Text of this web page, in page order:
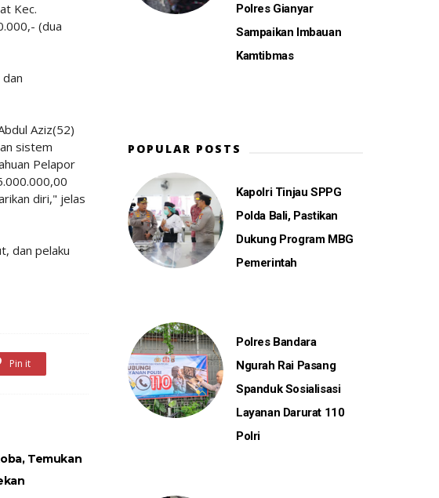
Kec.
(dua
Aziz(52)
sistem
Pelapor
diri," jelas
dan pelaku
Pin it
Temukan
Polres Gianyar
Sampaikan Imbauan
Kamtibmas
POPULAR POSTS
Kapolri Tinjau SPPG
Polda Bali, Pastikan
Dukung Program MBG
Pemerintah
Polres Bandara
Ngurah Rai Pasang
Spanduk Sosialisasi
Layanan Darurat 110
Polri